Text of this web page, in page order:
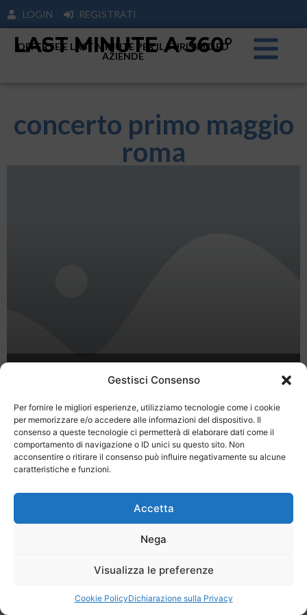
Gestisci Consenso
Per fornire le migliori esperienze, utilizziamo tecnologie come i cookie
per memorizzare e/o accedere alle informazioni del dispositivo. Il
consenso a queste tecnologie ci permetterà di elaborare dati come il
comportamento di navigazione o ID unici su questo sito. Non
acconsentire o ritirare il consenso può influire negativamente su alcune
caratteristiche e funzioni.
Accetta
Nega
Visualizza le preferenze
Cookie PolicyDichiarazione sulla Privacy
LOGIN REGISTRATI
LAST MINUTE A 360°
OFFERTE E LAST MINUTE PER IL TURISIMO ED
AZIENDE
concerto primo maggio
roma
Boom di prenotazioni nei b&b di